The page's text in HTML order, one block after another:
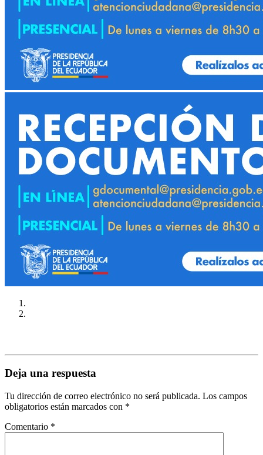
Deja una respuesta
Tu dirección de correo electrónico no será publicada. Los campos
obligatorios están marcados con *
Comentario *